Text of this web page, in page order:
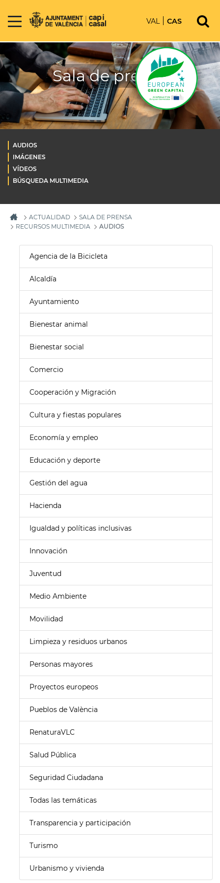
VAL CAS
Sala de prensa
AUDIOS
IMÁGENES
VÍDEOS
BÚSQUEDA MULTIMEDIA
ACTUALIDAD
SALA DE PRENSA
RECURSOS MULTIMEDIA
AUDIOS
Agencia de la Bicicleta
Alcaldía
Ayuntamiento
Bienestar animal
Bienestar social
Comercio
Cooperación y Migración
Cultura y fiestas populares
Economía y empleo
Educación y deporte
Gestión del agua
Hacienda
Igualdad y políticas inclusivas
Innovación
Juventud
Medio Ambiente
Movilidad
Limpieza y residuos urbanos
Personas mayores
Proyectos europeos
Pueblos de València
RenaturaVLC
Salud Pública
Seguridad Ciudadana
Todas las temáticas
Transparencia y participación
Turismo
Urbanismo y vivienda